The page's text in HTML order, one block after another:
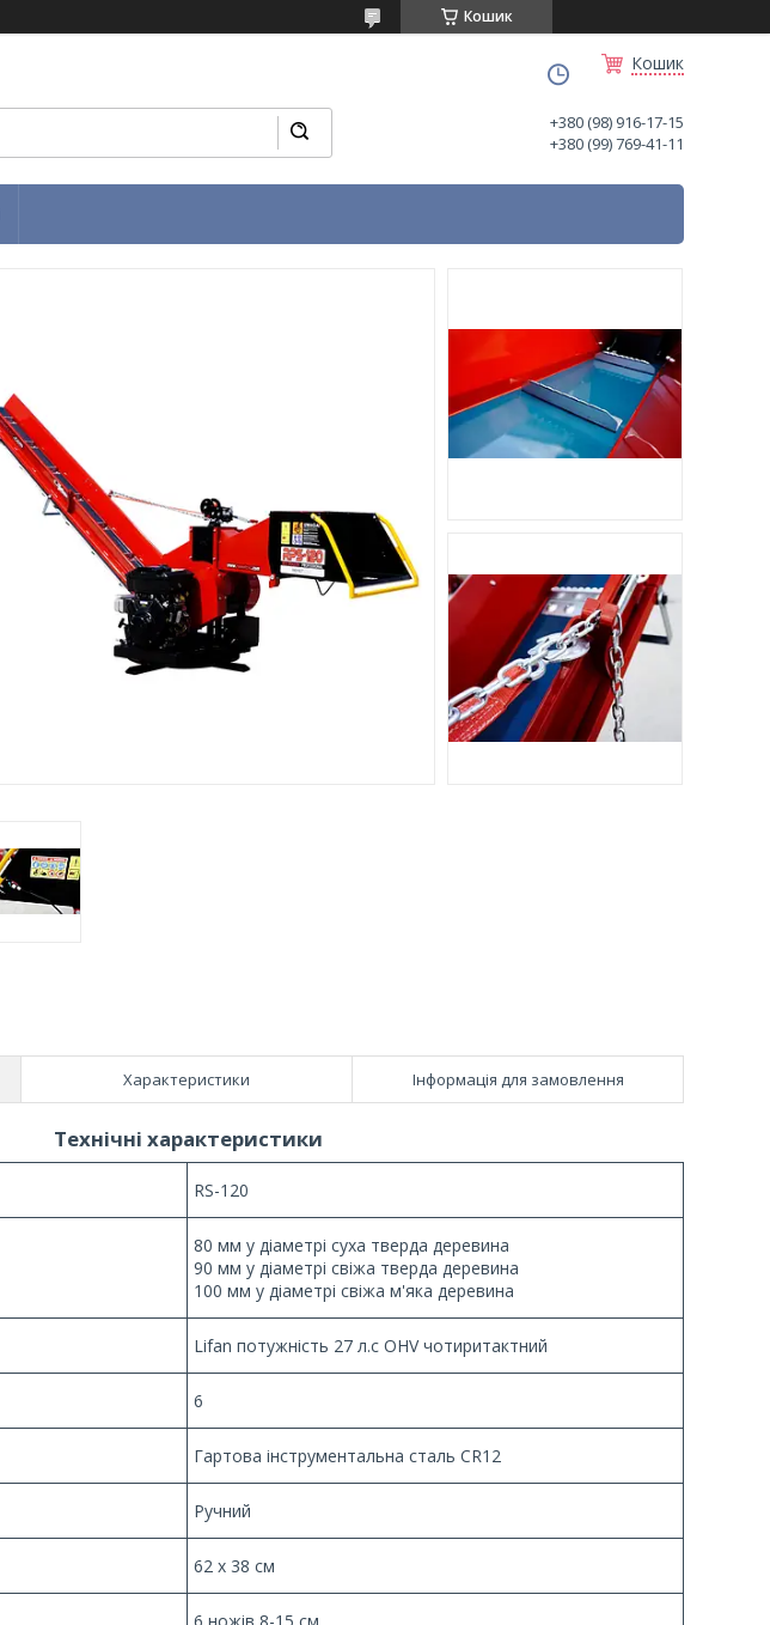
Кошик
Кошик
+380 (98) 916-17-15
+380 (99) 769-41-11
Характеристики Інформація для замовлення
Технічні характеристики
RS-120
80 мм у діаметрі суха тверда деревина
90 мм у діаметрі свіжа тверда деревина
100 мм у діаметрі свіжа м'яка деревина
Lifan потужність 27 л.с OHV чотиритактний
6
Гартова інструментальна сталь CR12
Ручний
62 х 38 см